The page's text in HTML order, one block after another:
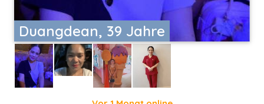
Duangdean, 39 Jahre